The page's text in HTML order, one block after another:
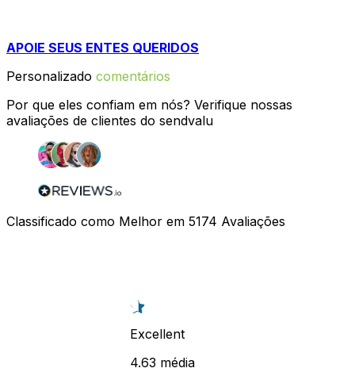
APOIE SEUS ENTES QUERIDOS
Personalizado comentários
Por que eles confiam em nós? Verifique nossas
avaliações de clientes do sendvalu
Classificado como Melhor em 5174 Avaliações
Excellent
4.63 média